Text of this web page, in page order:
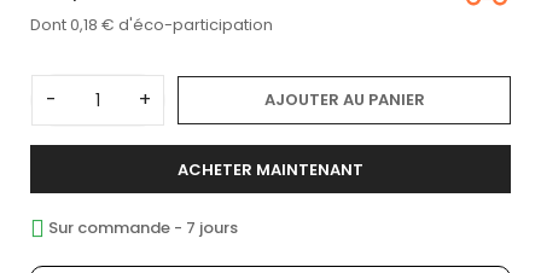
Dont 0,18 € d'éco-participation
- + AJOUTER AU PANIER
ACHETER MAINTENANT
Sur commande - 7 jours